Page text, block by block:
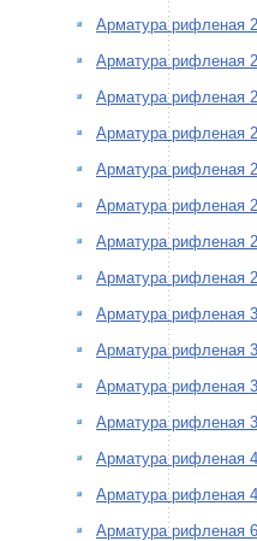
Арматура рифленая
Арматура рифленая
Арматура рифленая
Арматура рифленая
Арматура рифленая
Арматура рифленая
Арматура рифленая
Арматура рифленая
Арматура рифленая
Арматура рифленая
Арматура рифленая
Арматура рифленая
Арматура рифленая
Арматура рифленая
Арматура рифленая 6